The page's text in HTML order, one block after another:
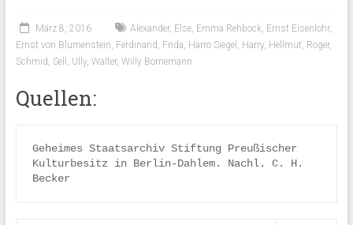
März 8, 2016 Alexander, Else, Emma Rehbock, Ernst Eisenlohr,
Ernst von Blumenstein, Ferdinand , Frida, Harro Siegel , Harry, Hellmut, Roger,
Schmid , Sell , Ully, Walter, Willy Bornemann
Quellen:
Geheimes Staatsarchiv Stiftung Preußischer
Kulturbesitz in Berlin-Dahlem. Nachl. C. H.
Becker